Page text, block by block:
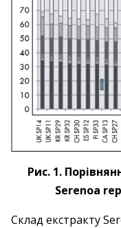
Рис. 1.
Serenoa
Склад екстракту